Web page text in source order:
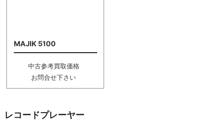
MAJIK 5100
中古参考買取価格
お問合せ下さい
レコードプレーヤー